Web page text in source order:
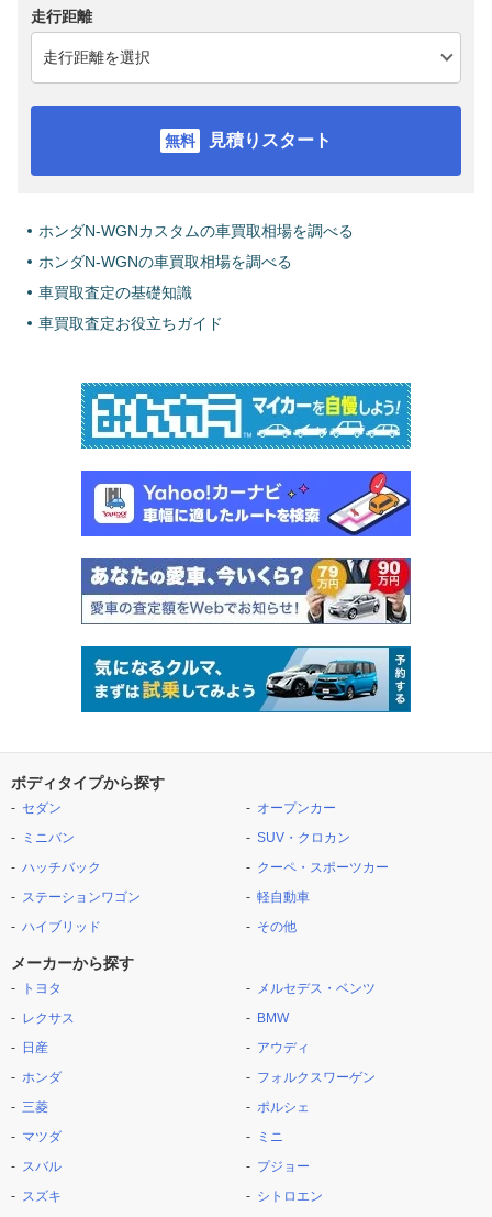
走行距離
見積りスタート
ホンダN-WGNカスタムの車買取相場を調べる
ホンダN-WGNの車買取相場を調べる
車買取査定の基礎知識
車買取査定お役立ちガイド
ボディタイプから探す
セダン
ミニバン
ハッチバック
ステーションワゴン
ハイブリッド
オープンカー
SUV・クロカン
クーペ・スポーツカー
軽自動車
その他
メーカーから探す
トヨタ
レクサス
日産
ホンダ
三菱
マツダ
スバル
スズキ
メルセデス・ベンツ
BMW
アウディ
フォルクスワーゲン
ポルシェ
ミニ
プジョー
シトロエン